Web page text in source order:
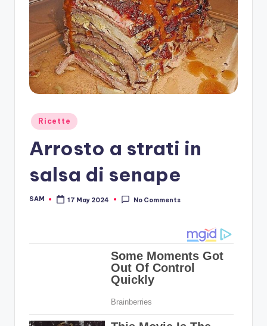
Posted
in
Ricette
Arrosto a strati in
salsa di senape
Posted
SAM 17 May 2024 No Comments